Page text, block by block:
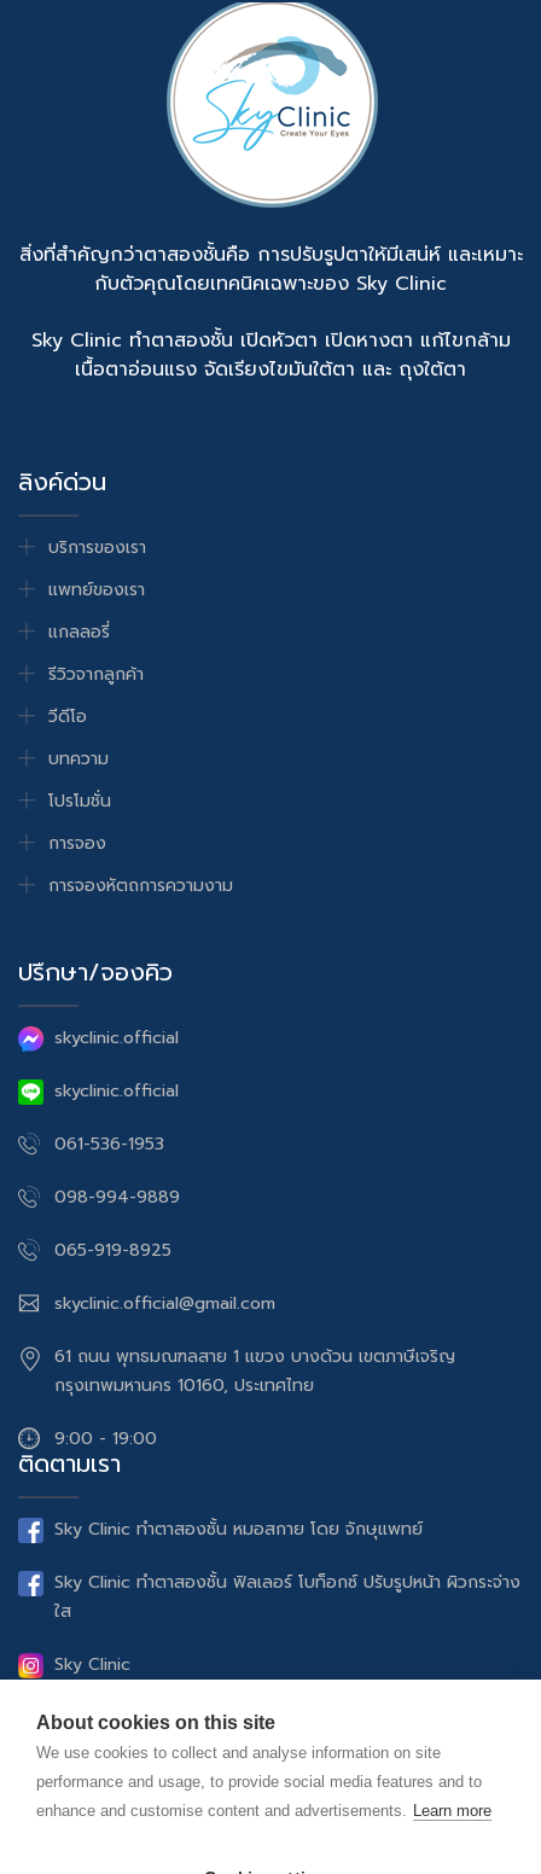
About cookies on this site
We use cookies to collect and analyse information on site
performance and usage, to provide social media features and to
enhance and customise content and advertisements. Learn more
สิ่งที่สำคัญกว่าตาสองชั้นคือ การปรับรูปตาให้มีเสน่ห์ และเหมาะ
กับตัวคุณโดยเทคนิคเฉพาะของ Sky Clinic
Sky Clinic ทำตาสองชั้น เปิดหัวตา เปิดหางตา แก้ไขกล้าม
เนื้อตาอ่อนแรง จัดเรียงไขมันใต้ตา และ ถุงใต้ตา
ลิงค์ด่วน
บริการของเรา
แพทย์ของเรา
แกลลอรี่
รีวิวจากลูกค้า
วีดีโอ
บทความ
โปรโมชั่น
การจอง
การจองหัตถการความงาม
ปรึกษา/จองคิว
skyclinic.official
skyclinic.official
061-536-1953
098-994-9889
065-919-8925
skyclinic.official@gmail.com
61 ถนน พุทธมณฑลสาย 1 แขวง บางด้วน เขตภาษีเจริญ
กรุงเทพมหานคร 10160, ประเทศไทย
9:00 - 19:00
ติดตามเรา
Sky Clinic ทำตาสองชั้น หมอสกาย โดย จักษุแพทย์
Sky Clinic ทำตาสองชั้น ฟิลเลอร์ โบท็อกซ์ ปรับรูปหน้า ผิวกระจ่าง
ใส
Sky Clinic
UltheraSPT ยกกระชับปรับรูปหน้า ฟิลเลอร์ โบท็อกซ์ ดูแลผิว
พรรณ
Sky Clinic Official